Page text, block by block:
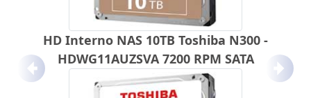
HD Interno NAS 10TB Toshiba N300 -
HDWG11AUZSVA 7200 RPM SATA
Anterior